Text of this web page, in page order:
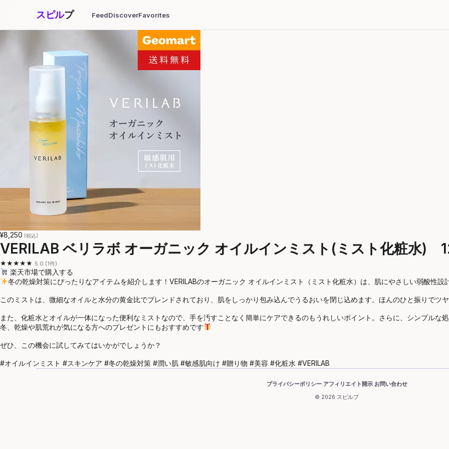
スピルプ FeedDiscoverFavorites
¥8,250 (税込)
VERILAB ベリラボ オーガニック オイルインミスト(ミスト化粧水)
★★★★★ 5.0 (1件)
楽天市場で購入する
冬の乾燥対策にぴったりなアイテムを紹介します！VERILABのオーガニック オイルインミスト（ミスト化粧水）は、肌にやさしい弱酸性設
このミストは、微細なオイルと水分の黄金比でブレンドされており、肌をしっかり包み込んでうるおいを閉じ込めます。ほんのひと振りでツ
また、化粧水とオイルが一体になった便利なミストなので、手を汚すことなく簡単にケアできるのもうれしいポイント。さらに、シンプル
冬、乾燥や肌荒れが気になる方へのプレゼントにもおすすめです
ぜひ、この機会に試してみてはいかがでしょうか？
#オイルインミスト #スキンケア #冬の乾燥対策 #潤い肌 #敏感肌向け #贈り物 #美容 #化粧水 #VERILAB
プライバシーポリシー·アフィリエイト開示·お問い合わせ
© 2026 スピルプ